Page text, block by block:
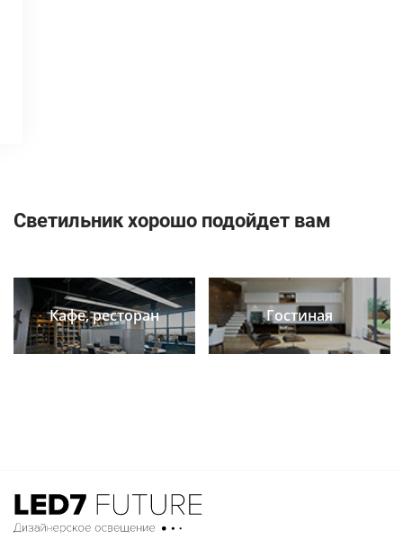
Светильник хорошо подойдет вам
Previous
Кафе, ресторан Гостиная
Next